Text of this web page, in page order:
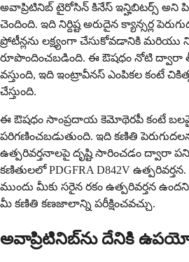
అవాప్రిటినిబ్ టైరోసిన్ కినేస్ ఇన్హిబిటర్స్ అని
చెందింది. ఇది నిర్దిష్ట అరుదైన క్యాన్సర్ల
ప్రోటీన్లను లక్ష్యంగా చేసుకోవడానికి మరియు
రూపొందించబడింది. ఈ ఔషధం నోటి ద్వారా
వస్తుంది, ఇది ఇంట్రావీనస్ ఎంపికల కంటే
చేస్తుంది.
ఈ ఔషధం సాంప్రదాయ కెమోథెరపీ కంటే
పరిగణించబడుతుంది. ఇది కణితి
ఉత్పరివర్తనాలపై దృష్టి సారించడం ద్వారా
కణితులలో PDGFRA D842V
ముందు మీకు సరైన రకం ఉత్పరివర్తన
మీ కణితి కణజాలాన్ని పరీక్షించవచ్చు.
అవాప్రిటినిబ్‌ను దేనికి